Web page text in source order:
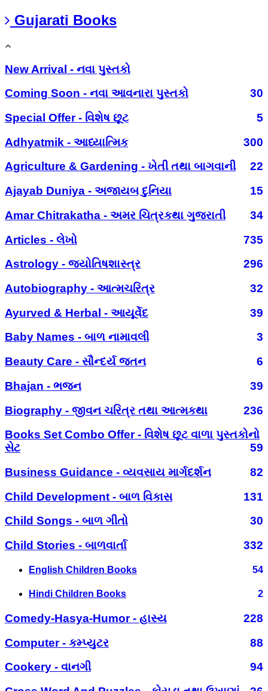
Gujarati Books
New Arrival - નવા પુસ્તકો
Coming Soon - નવા આવનારા પુસ્તકો
30
Special Offer - વિશેષ છૂટ
5
Adhyatmik - આધ્યાત્મિક
300
Agriculture & Gardening - ખેતી તથા બાગવાની
22
Ajayab Duniya - અજાયબ દુનિયા
15
Amar Chitrakatha - અમર ચિત્રકથા ગુજરાતી
34
Articles - લેખો
735
Astrology - જ્યોતિષશાસ્ત્ર
296
Autobiography - આત્મચરિત્ર
32
Ayurved & Herbal - આયૂર્વેદ
39
Baby Names - બાળ નામાવલી
3
Beauty Care - સૌન્દર્ય જતન
6
Bhajan - ભજન
39
Biography - જીવન ચરિત્ર તથા આત્મકથા
236
Books Set Combo Offer - વિશેષ છૂટ વાળા પુસ્તકોનો
સેટ
59
Business Guidance - વ્યવસાય માર્ગદર્શન
82
Child Development - બાળ વિકાસ
131
Child Songs - બાળ ગીતો
30
Child Stories - બાળવાર્તા
332
English Children Books 54
Hindi Children Books 2
Comedy-Hasya-Humor - હાસ્ય
228
Computer - કમ્પ્યુટર
88
Cookery - વાનગી
94